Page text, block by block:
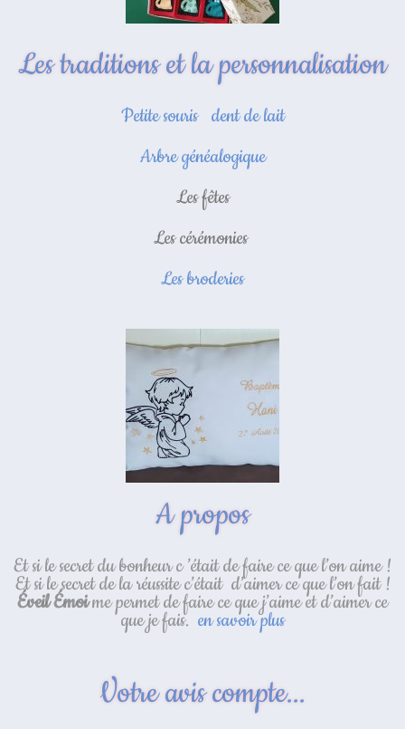
Les traditions et la personnalisation
Petite souris dent de lait
Arbre généalogique
Les fêtes
Les cérémonies
Les broderies
A propos
Et si le secret du bonheur c ’était de faire ce que l’on aime !
Et si le secret de la réussite c’était d’aimer ce que l’on fait !
Éveil Émoime permet de faire ce que j’aime et d’aimer ce
que je fais. en savoir plus
Votre avis compte...